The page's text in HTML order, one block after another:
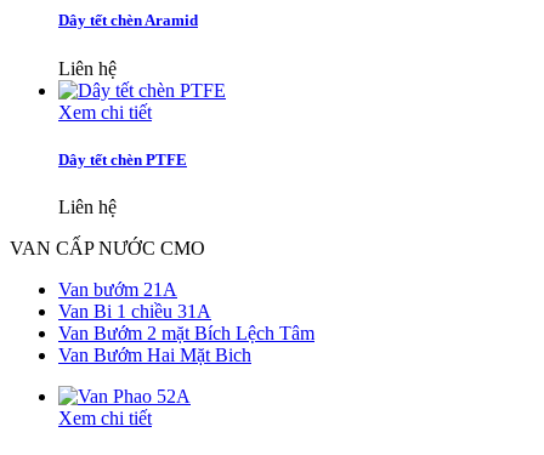
Dây tết chèn Aramid
Liên hệ
Xem chi tiết
Dây tết chèn PTFE
Liên hệ
VAN CẤP NƯỚC CMO
Van bướm 21A
Van Bi 1 chiều 31A
Van Bướm 2 mặt Bích Lệch Tâm
Van Bướm Hai Mặt Bich
Xem chi tiết